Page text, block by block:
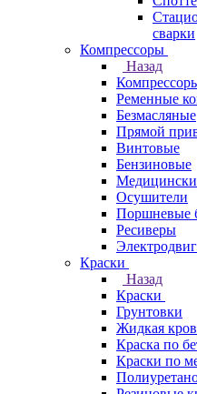
сварки
Компрессоры
Назад
Ременные
Безмасляные
Прямой
Винтовые
Бензиновые
Осушители
Поршневые
Ресиверы
Краски
Назад
Краски
Грунтовки
Жидкая
Краска по
Краски по